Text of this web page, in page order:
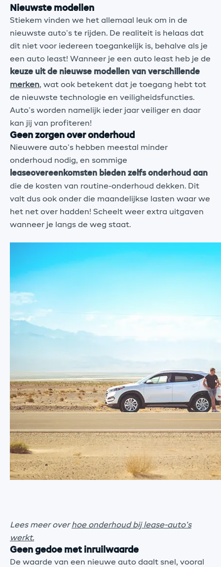
Nieuwste modellen
Stiekem vinden we het allemaal leuk om in de
nieuwste auto’s te rijden. De realiteit is helaas dat
dit niet voor iedereen toegankelijk is, behalve als je
een auto least! Wanneer je een auto least heb je de
keuze uit de nieuwse modellen van verschillende
merken, wat ook betekent dat je toegang hebt tot
de nieuwste technologie en veiligheidsfuncties.
Auto’s worden namelijk ieder jaar veiliger en daar
kan jij van profiteren!
Geen zorgen over onderhoud
Nieuwere auto’s hebben meestal minder
onderhoud nodig, en sommige
leaseovereenkomsten bieden zelfs onderhoud aan
die de kosten van routine-onderhoud dekken. Dit
valt dus ook onder die maandelijkse lasten waar we
het net over hadden! Scheelt weer extra uitgaven
wanneer je langs de weg staat.
Lees meer overhoe onderhoud bij lease-auto’s
werkt.
Geen gedoe met inruilwaarde
De waarde van een nieuwe auto daalt snel, vooral